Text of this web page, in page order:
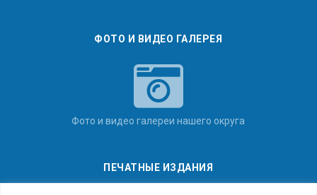
ФОТО И ВИДЕО ГАЛЕРЕЯ
Фото и видео галереи нашего округа
ПЕЧАТНЫЕ ИЗДАНИЯ